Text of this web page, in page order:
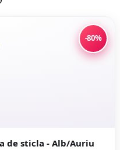
-80%
de sticla - Alb/Auriu